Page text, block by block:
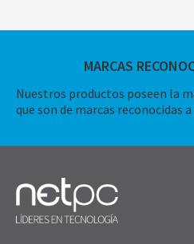
MARCAS
Nuestros productos poseen la
que son de marcas reconocidas